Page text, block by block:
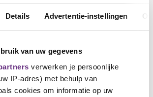
Details Advertentie-instellingen
van uw gegevens
verwerken je persoonlijke
IP-adres) met behulp van
cookies om informatie op uw